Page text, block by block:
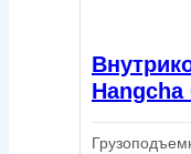
Hangcha